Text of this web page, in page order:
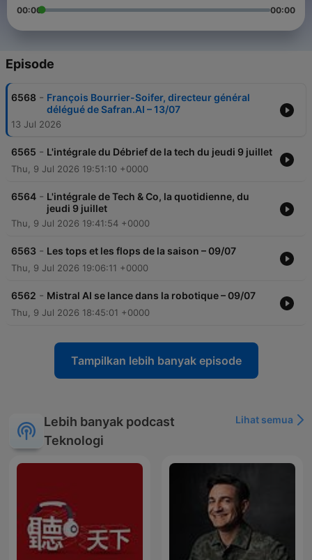
00:00 00:00
Episode
6568 - François Bourrier-Soifer, directeur général
délégué de Safran.AI – 13/07
13 Jul 2026
6565 - L'intégrale du Débrief de la tech du jeudi 9 juillet
Thu, 9 Jul 2026 19:51:10 +0000
6564 - L'intégrale de Tech & Co, la quotidienne, du
jeudi 9 juillet
Thu, 9 Jul 2026 19:41:54 +0000
6563 - Les tops et les flops de la saison – 09/07
Thu, 9 Jul 2026 19:06:11 +0000
6562 - Mistral AI se lance dans la robotique – 09/07
Thu, 9 Jul 2026 18:45:01 +0000
Tampilkan lebih banyak episode
Lebih banyak podcast
Teknologi
Lihat semua